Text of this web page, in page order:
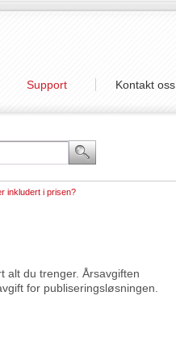
Support Kontakt oss
inkludert i prisen?
alt du trenger. Årsavgiften
for publiseringsløsningen.